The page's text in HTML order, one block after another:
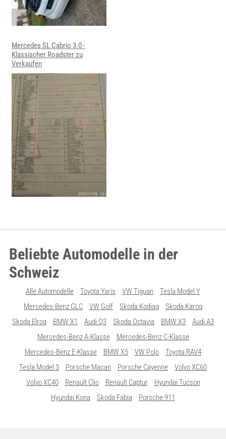
Mercedes SL Cabrio 3.0 -
Klassischer Roadster zu
Verkaufen
Beliebte Automodelle in der
Schweiz
Alle Automodelle Toyota Yaris VW Tiguan
Tesla Model Y
Mercedes-Benz GLC
VW Golf Skoda Kodiaq
Skoda Karoq
Skoda Elroq
BMW X1 Audi Q3 Skoda Octavia BMW X3
Audi A3
Mercedes-Benz A-Klasse
Mercedes-Benz C-Klasse
Mercedes-Benz E-Klasse
BMW X5 VW Polo
Toyota RAV4
Tesla Model 3
Porsche Macan Porsche Cayenne
Volvo XC60
Volvo XC40
Renault Clio Renault Captur
Hyundai Tucson
Hyundai Kona
Skoda Fabia Porsche 911